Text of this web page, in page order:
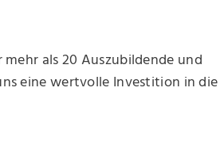
als 20 Auszubildende und
eine wertvolle Investition in die